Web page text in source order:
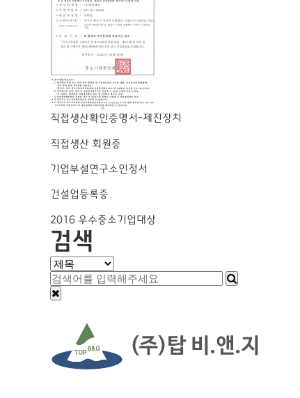
직접생산확인증명서-제진장치
직접생산 회원증
기업부설연구소인정서
건설업등록증
2016 우수중소기업대상
검색